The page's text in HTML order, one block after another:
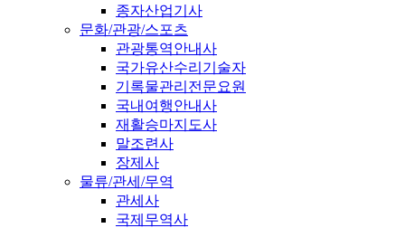
종자산업기사
문화/관광/스포츠
관광통역안내사
국가유산수리기술자
기록물관리전문요원
국내여행안내사
재활승마지도사
말조련사
장제사
물류/관세/무역
관세사
국제무역사